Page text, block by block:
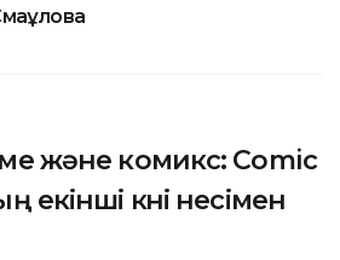
және комикс: Comic
екінші күні несімен